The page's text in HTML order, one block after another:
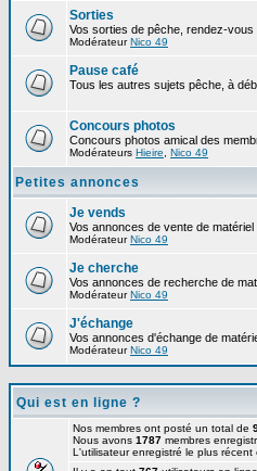
Sorties
Vos sorties de pêche, rendez-vous
ModérateurNico 49
Pause café
Tous les autres sujets pêche, à
Concours photos
Concours photos amical des
Modérateurs Hieire Nico 49
Petites annonces
Je vends
Vos annonces de vente de matériel
ModérateurNico 49
Je cherche
Vos annonces de recherche de
ModérateurNico 49
J'échange
Vos annonces d'échange de
ModérateurNico 49
Qui est en ligne ?
Nos membres ont posté un total de
Nous avons 1787 membres
L'utilisateur enregistré le plus récent